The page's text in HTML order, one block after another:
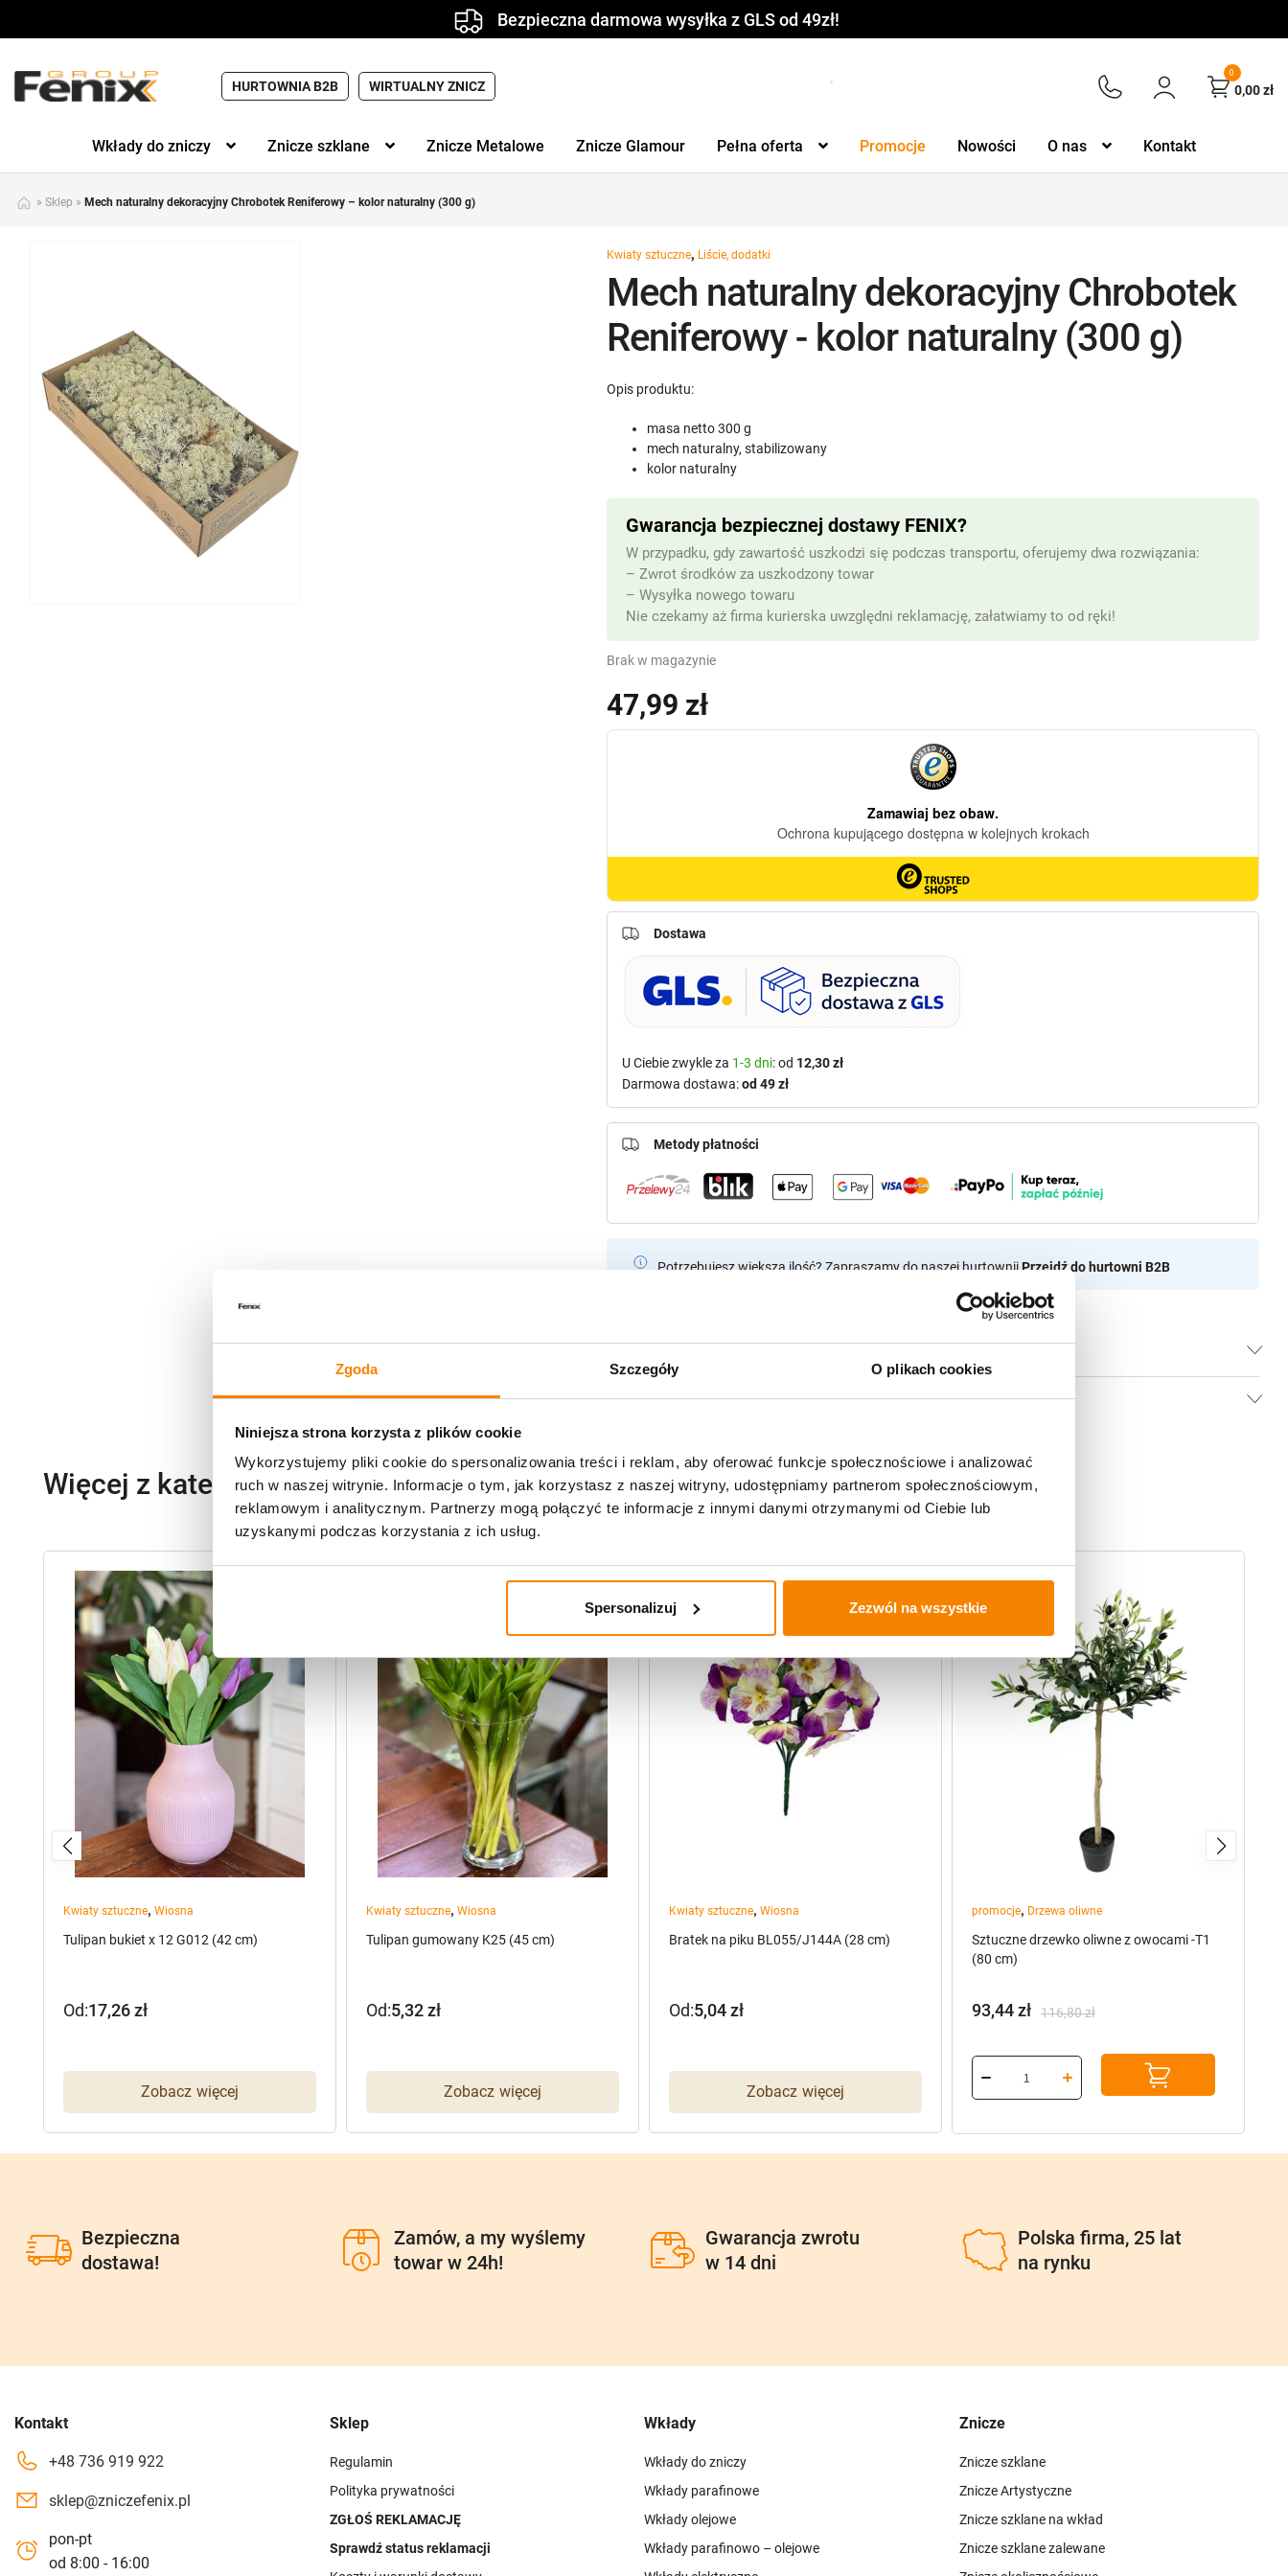
Zgoda Szczegóły O plikach cookies
Niniejsza strona korzysta z plików cookie
Wykorzystujemy pliki cookie do spersonalizowania treści i reklam, aby oferować funkcje społecznościowe i analizować
ruch w naszej witrynie. Informacje o tym, jak korzystasz z naszej witryny, udostępniamy partnerom społecznościowym,
reklamowym i analitycznym. Partnerzy mogą połączyć te informacje z innymi danymi otrzymanymi od Ciebie lub
uzyskanymi podczas korzystania z ich usług.
Spersonalizuj Zezwól na wszystkie
Bezpieczna darmowa wysyłka z GLS od 49zł!
HURTOWNIA B2B WIRTUALNY ZNICZ
0
0,00zł
Wkłady do zniczy Znicze szklane Znicze Metalowe Znicze Glamour Pełna oferta Promocje Nowości O nas Kontakt
» Sklep » Mech naturalny dekoracyjny Chrobotek Reniferowy – kolor naturalny (300 g)
Kwiaty sztuczne, Liście, dodatki
Mech naturalny dekoracyjny Chrobotek
Reniferowy - kolor naturalny (300 g)
47,99 zł
Opis produktu:
masa netto 300 g
mech naturalny, stabilizowany
kolor naturalny
Brak w magazynie
Gwarancja bezpiecznej dostawy FENIX?
W przypadku, gdy zawartość uszkodzi się podczas transportu, oferujemy dwa rozwiązania:
– Zwrot środków za uszkodzony towar
– Wysyłka nowego towaru
Nie czekamy aż firma kurierska uwzględni reklamację, załatwiamy to od ręki!
Potrzebujesz większą ilość? Zapraszamy do naszej hurtowniiPrzejdź do hurtowni B2B
Dostawa
U Ciebie zwykle za 1-3 dni: od 12,30 zł
Darmowa dostawa:od 49 zł
Metody płatności
Specyfikacja
Opinie klientów
Więcej z kategorii Kwiaty sztuczne
Kwiaty sztuczne, Wiosna
Tulipan bukiet x 12 G012 (42 cm)
Zobacz więcej
Od:17,26zł
Kwiaty sztuczne, Wiosna
Tulipan gumowany K25 (45 cm)
Zobacz więcej
Od:5,32zł
Kwiaty sztuczne, Wiosna
Bratek na piku BL055/J144A (28 cm)
Zobacz więcej
Od:5,04zł
promocje, Drzewa oliwne
Sztuczne drzewko oliwne z owocami -T1
(80 cm)
-20%
116,80zł
cena
wynosiła:
116,80 zł.
93,44zł
cena
wynosi:
93,44 zł.
Bezpieczna
dostawa!
Zamów, a my wyślemy
towar w 24h!
Gwarancja zwrotu
w 14 dni
Polska firma, 25 lat
na rynku
Kontakt
+48 736 919 922
sklep@zniczefenix.pl
pon-pt
od 8:00 - 16:00
Sklep
Regulamin
Polityka prywatności
ZGŁOŚ REKLAMACJĘ
Sprawdź status reklamacji
Wkłady
Wkłady do zniczy
Wkłady parafinowe
Wkłady olejowe
Wkłady parafinowo – olejowe
Znicze
Znicze szklane
Znicze Artystyczne
Znicze szklane na wkład
Znicze szklane zalewane